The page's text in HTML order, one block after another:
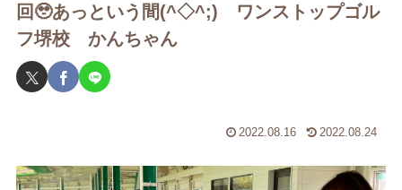
回🥹あっという間(^◇^;) ワンストップゴル
フ堺校 かんちゃん
2022.08.16 2022.08.24